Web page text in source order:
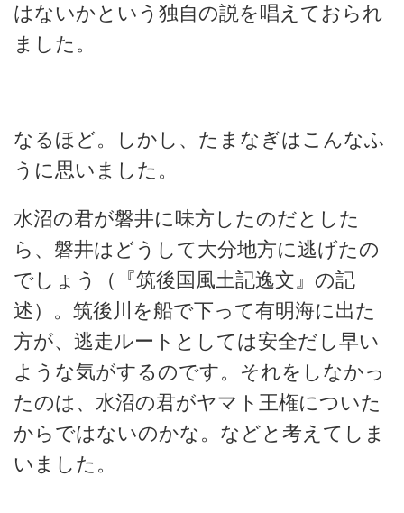
はないかという独自の説を唱えておられ
ました。
なるほど。しかし、たまなぎはこんなふ
うに思いました。
水沼の君が磐井に味方したのだとした
ら、磐井はどうして大分地方に逃げたの
でしょう（『筑後国風土記逸文』の記
述）。筑後川を船で下って有明海に出た
方が、逃走ルートとしては安全だし早い
ような気がするのです。それをしなかっ
たのは、水沼の君がヤマト王権についた
からではないのかな。などと考えてしま
いました。